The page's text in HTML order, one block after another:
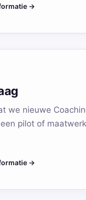
→
we nieuwe
pilot of
→